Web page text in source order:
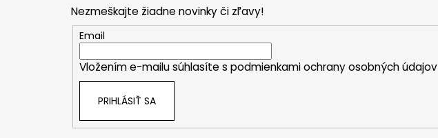
Nezmeškajte žiadne novinky či zľavy!
Email
Vložením e-mailu súhlasíte s podmienkami ochrany osobných údajov
PRIHLÁSIŤ SA